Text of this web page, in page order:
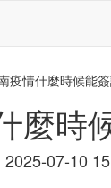
疫情什麼時候能
麼時
07-10